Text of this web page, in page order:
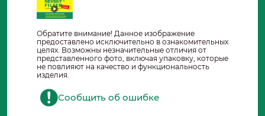
Обратите внимание! Данное изображение
предоставлено исключительно в ознакомительных
целях. Возможны незначительные отличия от
представленного фото, включая упаковку, которые
не повлияют на качество и функциональность
изделия.
Сообщить об ошибке